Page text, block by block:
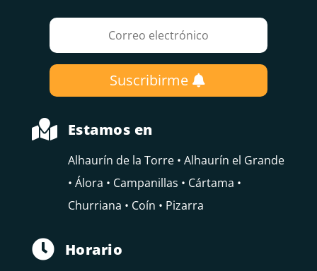
Suscribirme
 Estamos en
Alhaurín de la Torre • Alhaurín el Grande
• Álora • Campanillas • Cártama •
Churriana • Coín • Pizarra
 Horario